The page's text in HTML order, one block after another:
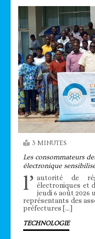
3 MINUTES
Les consommateurs
électronique
l’ autorité de
électroniques et
jeudi 6 août 2026
représentants des
préfectures […]
TECHNOLOGIE